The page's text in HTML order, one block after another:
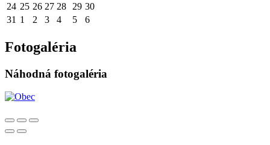
24 25 26 27 28 29 30
31 1 2 3 4 5 6
Fotogaléria
Náhodná fotogaléria